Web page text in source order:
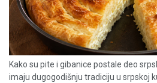
Kako su pite i gibanice postale deo
imaju dugogodišnju tradiciju u srpskoj